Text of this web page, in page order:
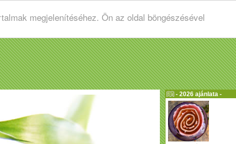
megjelenítéséhez. Ön az oldal böngészésével
- 2026 ajánlata -